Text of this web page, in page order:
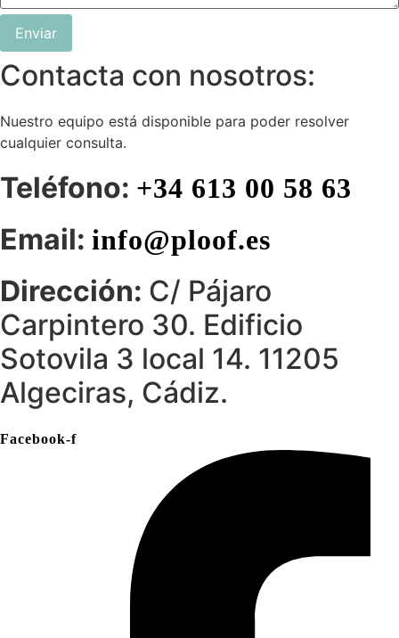
Enviar
Contacta con nosotros:
Nuestro equipo está disponible para poder resolver
cualquier consulta.
Teléfono: +34 613 00 58 63
Email: info@ploof.es
Dirección: C/ Pájaro
Carpintero 30. Edificio
Sotovila 3 local 14. 11205
Algeciras, Cádiz.
Facebook-f